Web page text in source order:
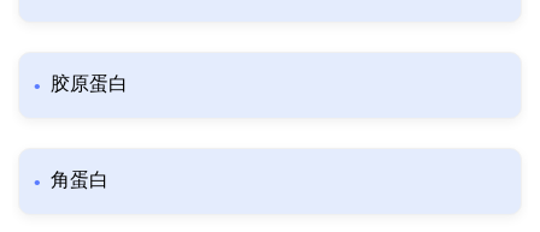
胶原蛋白
角蛋白